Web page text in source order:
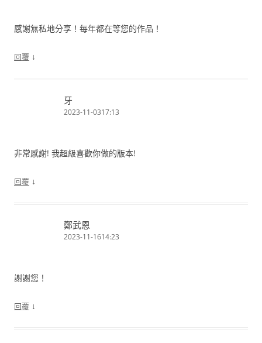
感謝無私地分享！每年都在等您的作品！
回覆 ↓
牙
2023-11-0317:13
非常感謝! 我超級喜歡你做的版本!
回覆 ↓
鄭武恩
2023-11-1614:23
謝謝您！
回覆 ↓